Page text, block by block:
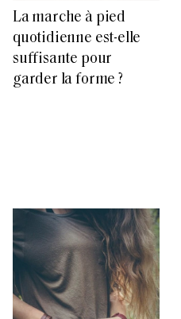
La marche à pied
quotidienne est-elle
suffisante pour
garder la forme ?